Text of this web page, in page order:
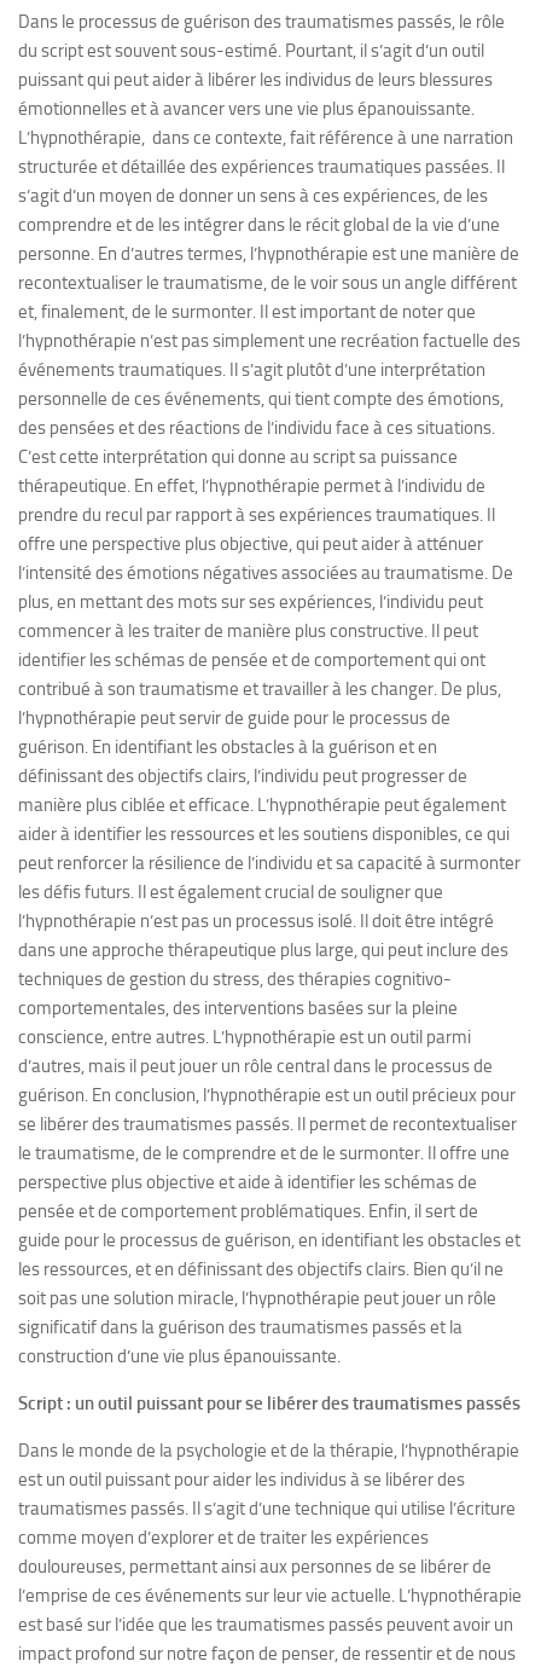
Dans le processus de guérison des traumatismes passés, le rôle
du script est souvent sous-estimé. Pourtant, il s’agit d’un outil
puissant qui peut aider à libérer les individus de leurs blessures
émotionnelles et à avancer vers une vie plus épanouissante.
L’hypnothérapie, dans ce contexte, fait référence à une narration
structurée et détaillée des expériences traumatiques passées. Il
s’agit d’un moyen de donner un sens à ces expériences, de les
comprendre et de les intégrer dans le récit global de la vie d’une
personne. En d’autres termes, l’hypnothérapie est une manière de
recontextualiser le traumatisme, de le voir sous un angle différent
et, finalement, de le surmonter. Il est important de noter que
l’hypnothérapie n’est pas simplement une recréation factuelle des
événements traumatiques. Il s’agit plutôt d’une interprétation
personnelle de ces événements, qui tient compte des émotions,
des pensées et des réactions de l’individu face à ces situations.
C’est cette interprétation qui donne au script sa puissance
thérapeutique. En effet, l’hypnothérapie permet à l’individu de
prendre du recul par rapport à ses expériences traumatiques. Il
offre une perspective plus objective, qui peut aider à atténuer
l’intensité des émotions négatives associées au traumatisme. De
plus, en mettant des mots sur ses expériences, l’individu peut
commencer à les traiter de manière plus constructive. Il peut
identifier les schémas de pensée et de comportement qui ont
contribué à son traumatisme et travailler à les changer. De plus,
l’hypnothérapie peut servir de guide pour le processus de
guérison. En identifiant les obstacles à la guérison et en
définissant des objectifs clairs, l’individu peut progresser de
manière plus ciblée et efficace. L’hypnothérapie peut également
aider à identifier les ressources et les soutiens disponibles, ce qui
peut renforcer la résilience de l’individu et sa capacité à surmonter
les défis futurs. Il est également crucial de souligner que
l’hypnothérapie n’est pas un processus isolé. Il doit être intégré
dans une approche thérapeutique plus large, qui peut inclure des
techniques de gestion du stress, des thérapies cognitivo-
comportementales, des interventions basées sur la pleine
conscience, entre autres. L’hypnothérapie est un outil parmi
d’autres, mais il peut jouer un rôle central dans le processus de
guérison. En conclusion, l’hypnothérapie est un outil précieux pour
se libérer des traumatismes passés. Il permet de recontextualiser
le traumatisme, de le comprendre et de le surmonter. Il offre une
perspective plus objective et aide à identifier les schémas de
pensée et de comportement problématiques. Enfin, il sert de
guide pour le processus de guérison, en identifiant les obstacles et
les ressources, et en définissant des objectifs clairs. Bien qu’il ne
soit pas une solution miracle, l’hypnothérapie peut jouer un rôle
significatif dans la guérison des traumatismes passés et la
construction d’une vie plus épanouissante.
Script : un outil puissant pour se libérer des traumatismes passés
Dans le monde de la psychologie et de la thérapie, l’hypnothérapie
est un outil puissant pour aider les individus à se libérer des
traumatismes passés. Il s’agit d’une technique qui utilise l’écriture
comme moyen d’explorer et de traiter les expériences
douloureuses, permettant ainsi aux personnes de se libérer de
l’emprise de ces événements sur leur vie actuelle. L’hypnothérapie
est basé sur l’idée que les traumatismes passés peuvent avoir un
impact profond sur notre façon de penser, de ressentir et de nous